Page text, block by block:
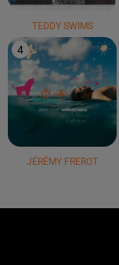
TEDDY SWIMS
4
JÉRÉMY FREROT